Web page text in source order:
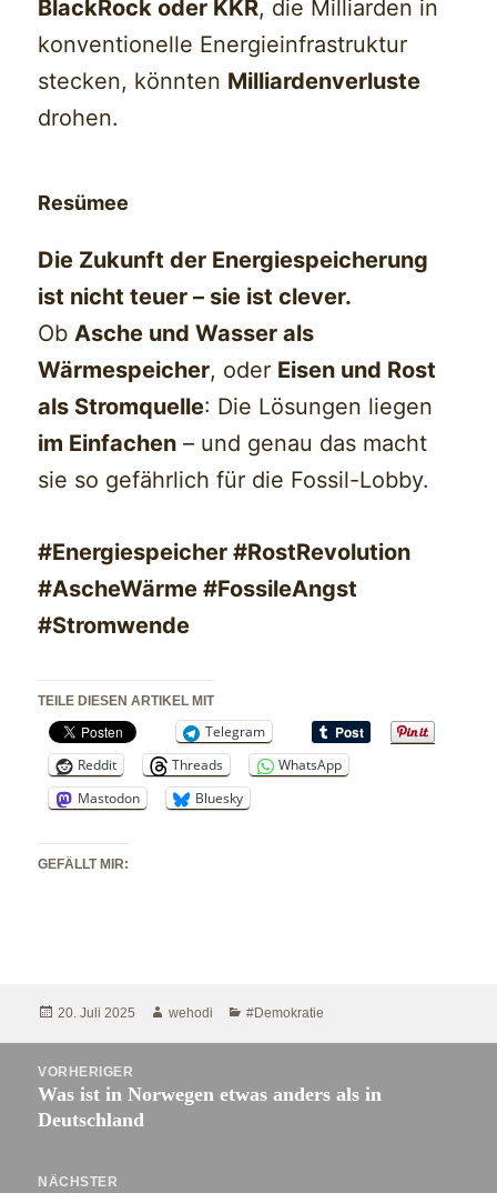
BlackRock oder KKR, die Milliarden in
konventionelle Energieinfrastruktur
stecken, könnten Milliardenverluste
drohen.
Resümee
Die Zukunft der Energiespeicherung
ist nicht teuer – sie ist clever.
ObAsche und Wasser als
Wärmespeicher, oder Eisen und Rost
als Stromquelle: Die Lösungen liegen
im Einfachen – und genau das macht
sie so gefährlich für die Fossil-Lobby.
#Energiespeicher #RostRevolution
#AscheWärme #FossileAngst
#Stromwende
TEILE DIESEN ARTIKEL MIT
Telegram
Reddit
Threads
WhatsApp
Mastodon
Bluesky
GEFÄLLT MIR:
Veröffentlicht
20. Juli 2025 Autor
wehodi Kategorien
#Demokratie
Beitragsnavigation
VORHERIGER
Vorheriger
Beitrag:
Was ist in Norwegen etwas anders als in
Deutschland
NÄCHSTER